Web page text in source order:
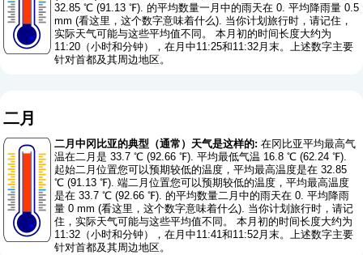
32.85 ℃ (91.13 ℉). 的平均数量一月中的雨天在 0. 平均降雨量 0.5
mm (看这里，这个数字意味着什么). 当你计划旅行时，请记住，
实际天气可能与这些平均值不同。 本月初的时间长度大约为
11:20（小时和分钟），在月中11:25和11:32月末。上述数字主要
针对首都及其周边地区。
二月
二月中冈比亚的典型（通常）天气是这样的: 在冈比亚平均最高气
温在二月是 33.7 ℃ (92.66 ℉). 平均最低气温 16.8 ℃ (62.24 ℉).
起始二月位置您可以预期较低的温度，平均最高温度是在 32.85
℃ (91.13 ℉). 端二月位置您可以预期较低的温度，平均最高温度
是在 33.7 ℃ (92.66 ℉). 的平均数量二月中的雨天在 0. 平均降雨
量 0 mm (看这里，这个数字意味着什么). 当你计划旅行时，请记
住，实际天气可能与这些平均值不同。 本月初的时间长度大约为
11:32（小时和分钟），在月中11:41和11:52月末。上述数字主要
针对首都及其周边地区。